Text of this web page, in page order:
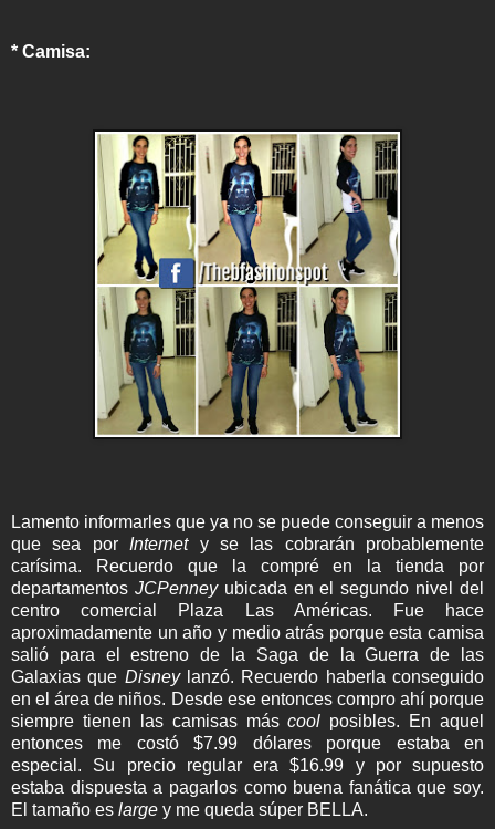
* Camisa:
Lamento informarles que ya no se puede conseguir a menos
que sea por Internety se las cobrarán probablemente
carísima. Recuerdo que la compré en la tienda por
departamentos JCPenneyubicada en el segundo nivel del
centro comercial Plaza Las Américas. Fue hace
aproximadamente un año y medio atrás porque esta camisa
salió para el estreno de la Saga de la Guerra de las
Galaxias que Disneylanzó. Recuerdo haberla conseguido
en el área de niños. Desde ese entonces compro ahí porque
siempre tienen las camisas máscool posibles. En aquel
entonces me costó $7.99 dólares porque estaba en
especial. Su precio regular era $16.99 y por supuesto
estaba dispuesta a pagarlos como buena fanática que soy.
El tamaño es large y me queda súper BELLA.